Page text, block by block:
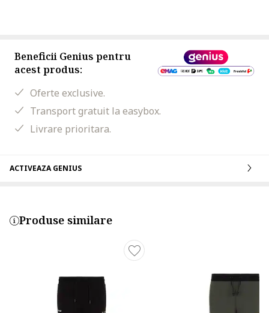
Beneficii Genius pentru
acest produs:
Oferte exclusive.
Transport gratuit la easybox.
Livrare prioritara.
ACTIVEAZA GENIUS
Produse similare